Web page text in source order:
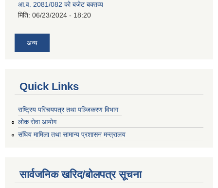
आ.व. 2081/082 को बजेट बक्तव्य
मिति: 06/23/2024 - 18:20
अन्य
Quick Links
राष्ट्रिय परिचयपत्र तथा पञ्जिकरण विभाग
लोक सेवा आयोग
संघिय मामिला तथा सामान्य प्रशासन मन्त्रालय
सार्वजनिक खरिद/बोलपत्र सूचना